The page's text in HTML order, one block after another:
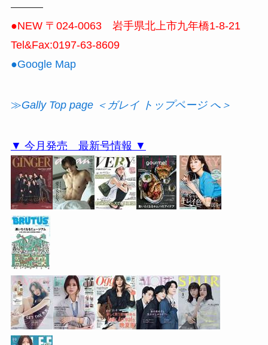
———
●NEW 〒024-0063 岩手県北上市九年橋1-8-21
Tel&Fax:0197-63-8609
●Google Map
≫Gally Top page ＜ガレイ トップページ へ＞
▼ 今月発売 最新号情報 ▼